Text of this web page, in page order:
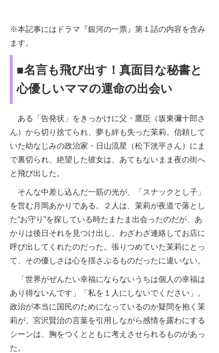
※本記事にはドラマ『銀河の一票』第１話の内容を含み
ます。
■名言も飛び出す！真面目な秘書と
心優しいママの運命の出会い
ある「告発状」をきっかけに父・鷹臣（坂東彌十郎さ
ん）から切り捨てられ、夢も絆も失った茉莉。信頼して
いた幼なじみの政治家・日山流星（松下洸平さん）にま
で裏切られ、絶望した彼女は、あてもないまま夜の街へ
と飛び出した。
そんな中差し込んだ一筋の光が、「スナックとし子」
を営む月岡あかりである。２人は、茉莉が夜道で落とし
た“お守り”を探している時たまたま出会ったのだが、あ
かりは後日それを見つけ出し、わざわざ連絡してお店に
呼び出してくれたのだった。張りつめていた茉莉にとっ
て、その優しさは心を揺さぶるものだったに違いない。
「世界がぜんたい幸福にならないうちは個人の幸福は
あり得ないんです」「私を１人にしないでください」。
政治が本当に国民のためになっているのか疑問を抱く茉
莉が、宮沢賢治の言葉を引用しながら感情を露わにする
シーンは、胸をつくとともに考えさせられるものがあっ
た。